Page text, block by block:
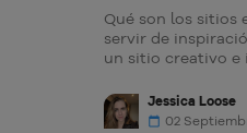
Qué son los sitios
servir de
un sitio creativo e
Jessica Loose
02